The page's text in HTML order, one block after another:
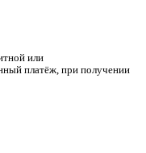
или
платёж, при получении